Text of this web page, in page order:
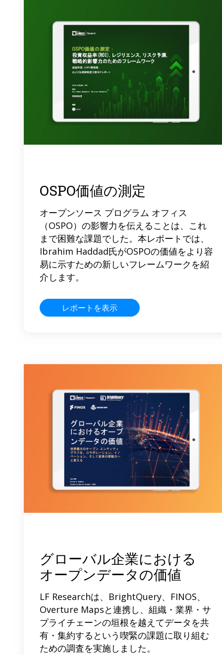
OSPO価値の測定
オープンソース プログラム オフィス
（OSPO）の影響力を伝えることは、これ
まで困難な課題でした。本レポートでは、
Ibrahim Haddad氏がOSPOの価値をより容
易に示すための新しいフレームワークを紹
介します。
レポートを表示
グローバル企業における
オープンデータの価値
LF Researchは、BrightQuery、FINOS、
Overture Mapsと連携し、組織・業界・サ
プライチェーンの垣根を越えてデータを共
有・集約するという喫緊の課題に取り組む
ための調査を実施しました。